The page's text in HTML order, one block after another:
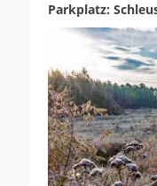
Parkplatz: